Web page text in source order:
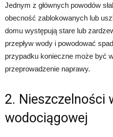
Jednym z głównych powodów
obecność zablokowanych lub
domu występują stare lub
przepływ wody i powodować
przypadku konieczne może być
przeprowadzenie naprawy.
2. Nieszczelności
wodociągowej